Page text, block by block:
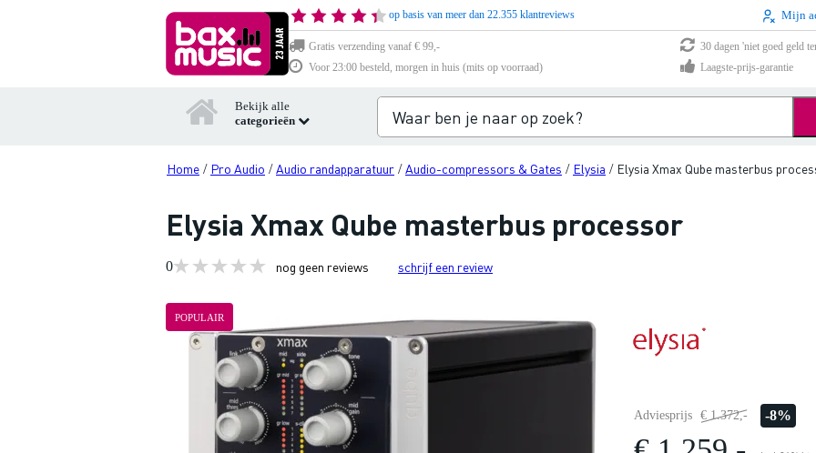
op basis van meer dan 22.355 klantreviews Mijn
Gratis verzending vanaf € 99,-
30 dagen 'niet goed geld
Voor 23:00 besteld, morgen in huis (mits op voorraad)
Laagste-prijs-garantie
Bekijk alle
categorieën
Home / Pro Audio /Audio randapparatuur /Audio-compressors & Gates / Elysia / Elysia Xmax Qube masterbus
Elysia Xmax Qube masterbus processor
0 nog geen reviews schrijf een review
POPULAIR
Adviesprijs € 1.372,- -8%